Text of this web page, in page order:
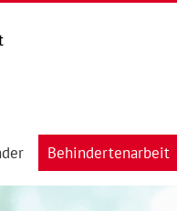
Behindertenarbeit